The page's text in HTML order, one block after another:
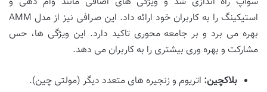
استیکینگ را به کاربران خود ارائه داد. این صرافی نیز از مدل AMM
بهره می برد و بر جامعه محوری تاکید دارد. این ویژگی ها، حس
مشارکت و بهره وری بیشتری را به کاربران می دهد.
بلاکچین: اتریوم و زنجیره های متعدد دیگر (مولتی چین).